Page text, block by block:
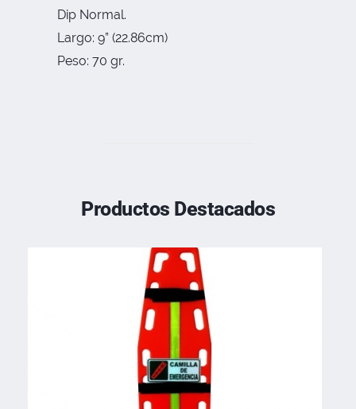
Dip Normal.
Largo: 9” (22.86cm)
Peso: 70 gr.
Productos Destacados